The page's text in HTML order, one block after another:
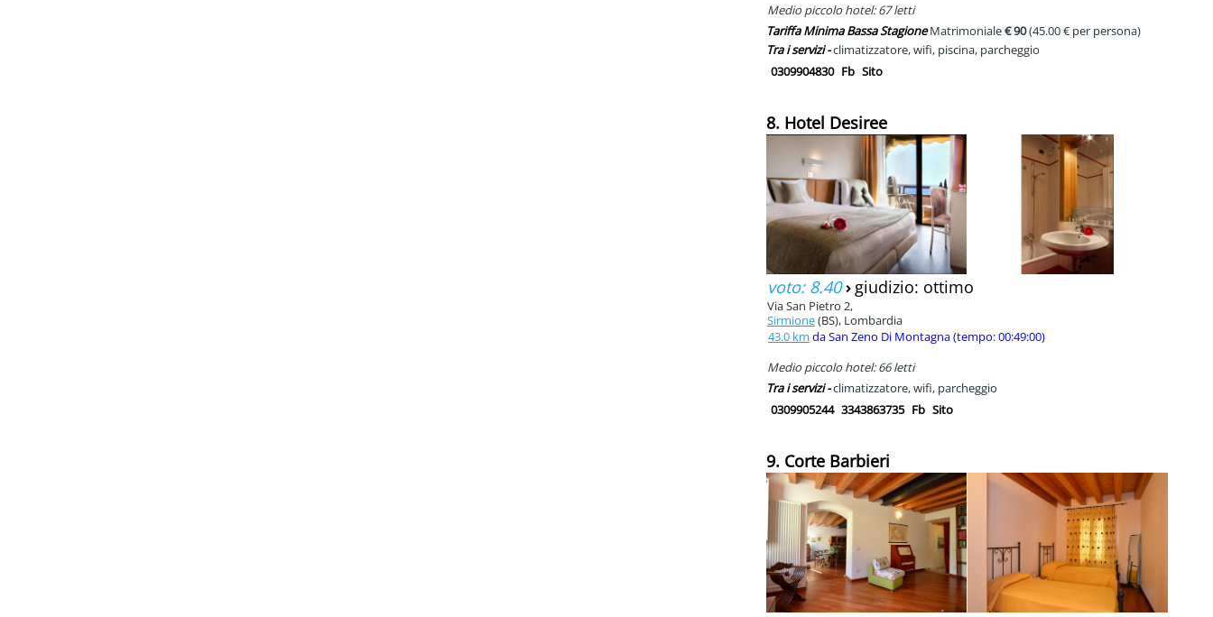
Medio piccolo hotel: 67 letti
Tariffa Minima Bassa StagioneMatrimoniale€ 90(45.00 € per persona)
Tra i servizi -climatizzatore, wifi, piscina, parcheggio
0309904830 Fb Sito
8. Hotel Desiree
voto: 8.40› giudizio: ottimo
Via San Pietro 2,
Sirmione(BS), Lombardia
43.0 km da San Zeno Di Montagna (tempo: 00:49:00)
Medio piccolo hotel: 66 letti
Tra i servizi -climatizzatore, wifi, parcheggio
0309905244 3343863735 Fb Sito
9. Corte Barbieri